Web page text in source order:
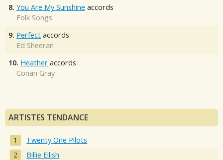
8. You Are My Sunshine accords
Folk Songs
9. Perfect accords
Ed Sheeran
10. Heather accords
Conan Gray
ARTISTES TENDANCE
Twenty One Pilots
Billie Eilish